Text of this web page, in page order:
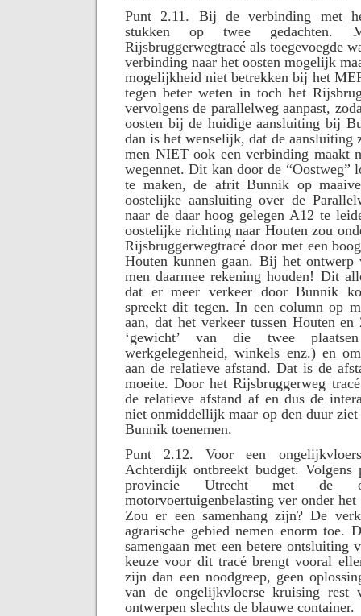
Punt 2.11. Bij de verbinding met
stukken op twee
Rijsbruggerwegtracé als toegevoegde
verbinding naar het oosten mogelijk
mogelijkheid niet betrekken bij het
tegen beter weten in toch het
vervolgens de parallelweg aanpast,
oosten bij de huidige aansluiting bij
dan is het wenselijk, dat de aansluiting
men NIET ook een verbinding maakt
wegennet. Dit kan door de “Oostweg”
te maken, de afrit Bunnik op
oostelijke aansluiting over de
naar de daar hoog gelegen A12 te
oostelijke richting naar Houten zou
Rijsbruggerwegtracé door met een
Houten kunnen gaan. Bij het
men daarmee rekening houden! Dit
dat er meer verkeer door Bunnik
spreekt dit tegen. In een column op
aan, dat het verkeer tussen Houten
‘gewicht’ van die twee
werkgelegenheid, winkels enz.) en
aan de relatieve afstand. Dat is de
moeite. Door het Rijsbruggerweg
de relatieve afstand af en dus de
niet onmiddellijk maar op den duur
Bunnik toenemen.
Punt 2.12. Voor een
Achterdijk ontbreekt budget. Volgens
provincie Utrecht met de
motorvoertuigenbelasting ver onder
Zou er een samenhang zijn? De
agrarische gebied nemen enorm toe.
samengaan met een betere ontsluiting
keuze voor dit tracé brengt vooral
zijn dan een noodgreep, geen
van de ongelijkvloerse kruising rest
ontwerpen slechts de blauwe container.